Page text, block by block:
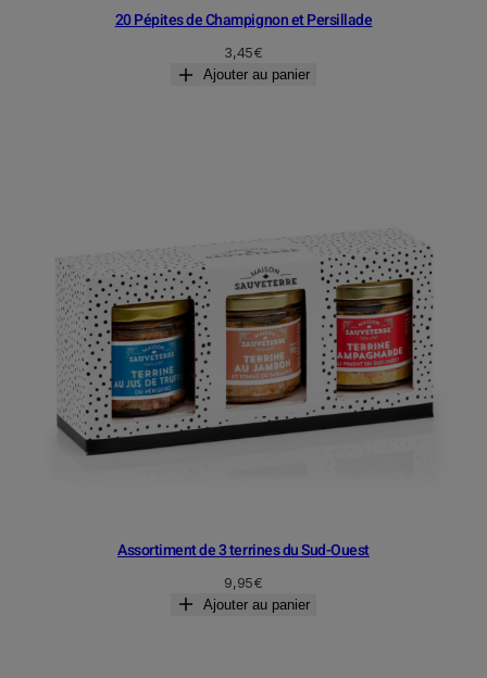
20 Pépites de Champignon et Persillade
3,45€
Ajouter au panier
Assortiment de 3 terrines du Sud-Ouest
9,95€
Ajouter au panier